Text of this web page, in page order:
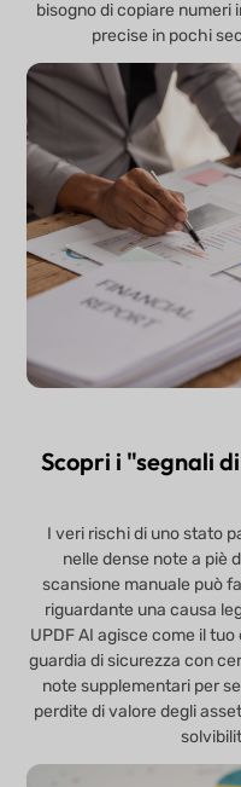
bisogno di copiare numeri
precise in pochi
Scopri i "segnali
I veri rischi di uno stato
nelle dense note a piè
scansione manuale può
riguardante una causa
UPDF AI agisce come il
guardia di sicurezza con
note supplementari per
perdite di valore degli